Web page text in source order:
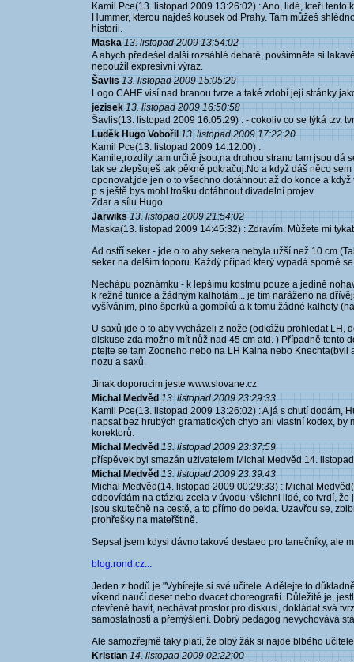
Kamil Pce(13. listopad 2009 13:26:02) : Ano, lidé, kteří
Hummer, kterou najdeš kousek od Prahy. Tam můžeš
historii.
Maska 13. listopad 2009 13:54:02
A abych předešel další rozsáhlé debatě, povšimněte si
nepoužil expresivní výraz.
Šavlis 13. listopad 2009 15:05:29
Logo CAHF visí nad branou tvrze a také zdobí její stránky
jezisek 13. listopad 2009 16:50:58
Šavlis(13. listopad 2009 16:05:29) : - cokoliv co se týká tzv.
Luděk Hugo Vobořil 13. listopad 2009 17:22:20
Kamil Pce(13. listopad 2009 14:12:00) :
Kamile,rozdíly tam určitě jsou,na druhou stranu tam jsou dá
tak se zlepšuješ tak pěkně pokračuj.No a když dáš něco
oponovat,jde jen o to všechno dotáhnout až do konce a
p.s ještě bys mohl trošku dotáhnout divadelní projev.
Zdar a sílu Hugo
Jarwiks 13. listopad 2009 21:54:02
Maska(13. listopad 2009 14:45:32) : Zdravím. Můžete mi
Ad ostří seker - jde o to aby sekera nebyla užší než 10 cm
seker na delším toporu. Každý případ který vypadá sporně
Nechápu poznámku - k lepšímu kostmu pouze a jedině
k režné tunice a žádným kalhotám... je tím naráženo na
vyšíváním, plno šperků a gombíků a k tomu žádné kalhoty
U saxů jde o to aby vycházeli z nože (odkážu prohledat LH,
diskuse zda možno mít nůž nad 45 cm atd. ) Případně tento
ptejte se tam Zooneho nebo na LH Kaina nebo
nozu a saxů.
Jinak doporucim jeste www.slovane.cz
Michal Medvěd 13. listopad 2009 23:29:33
Kamil Pce(13. listopad 2009 13:26:02) : A já s chutí dodám,
napsat bez hrubých gramatických chyb ani vlastní kodex,
korektorů.
Michal Medvěd 13. listopad 2009 23:37:59
příspěvek byl smazán użivatelem Michal Medvěd 14.
Michal Medvěd 13. listopad 2009 23:39:43
Michal Medvěd(14. listopad 2009 00:29:33) : Michal
odpovídám na otázku zcela v úvodu: všichni lidé, co tvrdí,
jsou skutečně na cestě, a to přímo do pekla. Uzavřou se,
prohřešky na mateřštině.
Sepsal jsem kdysi dávno takové destaeo pro tanečníky, ale
blog.rond.cz...
Jeden z bodů je "Vybírejte si své učitele. A dělejte to
víkend naučí deset nebo dvacet choreografií. Důležité je,
otevřeně bavit, nechávat prostor pro diskusi, dokládat svá
samostatnosti a přemýšlení. Dobrý pedagog nevychovává
Ale samozřejmě taky platí, že blbý žák si najde blbého
Kristian 14. listopad 2009 02:22:00